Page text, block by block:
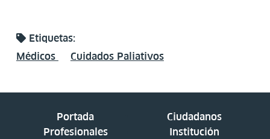
Etiquetas:
Médicos
Cuidados Paliativos
Portada
Ciudadanos
Profesionales
Institución